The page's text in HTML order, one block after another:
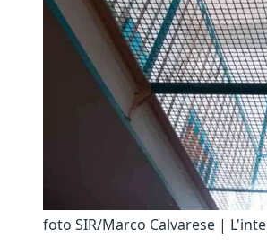
foto SIR/Marco Calvarese |